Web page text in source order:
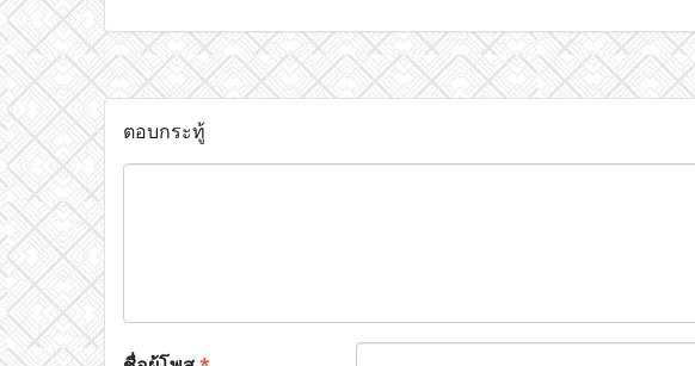
ตอบกระทู้